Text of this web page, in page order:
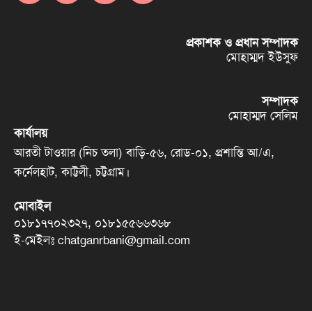
প্রকাশক ও প্রধান সম্পাদক
মোহাম্মদ ইউসুফ
সম্পাদক
মোহাম্মদ সেলিম
কার্যালয়
আরতী টাওয়ার (নিচ তলা) বাড়ি-৫৬, রোড-০১, প্রশান্তি আ/এ,
কর্নেলহাট, কাট্টলী, চট্টগ্রাম।
মোবাইল
০১৮১৭৭০২৩২৭, ০১৮১৫৫৬৬৩৬৮
ই-মেইলঃ chatganrbani@gmail.com